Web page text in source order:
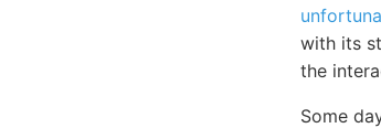
with its
the
Some